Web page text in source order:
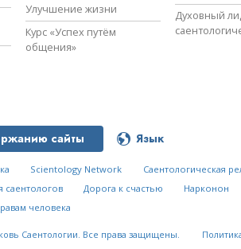
Улучшение жизни
Курс «Успех путём
общения»
Духовный
сайты Язык
Scientology Network Саентологическая
саентологов
Дорога к счастью Нарконон
человека
Саентологии. Все права защищены.